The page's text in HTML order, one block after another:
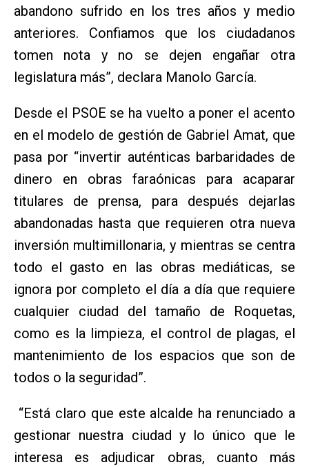
abandono sufrido en los tres años y medio
anteriores. Confiamos que los ciudadanos
tomen nota y no se dejen engañar otra
legislatura más”, declara Manolo García.
Desde el PSOE se ha vuelto a poner el acento
en el modelo de gestión de Gabriel Amat, que
pasa por “invertir auténticas barbaridades de
dinero en obras faraónicas para acaparar
titulares de prensa, para después dejarlas
abandonadas hasta que requieren otra nueva
inversión multimillonaria, y mientras se centra
todo el gasto en las obras mediáticas, se
ignora por completo el día a día que requiere
cualquier ciudad del tamaño de Roquetas,
como es la limpieza, el control de plagas, el
mantenimiento de los espacios que son de
todos o la seguridad”.
“Está claro que este alcalde ha renunciado a
gestionar nuestra ciudad y lo único que le
interesa es adjudicar obras, cuanto más